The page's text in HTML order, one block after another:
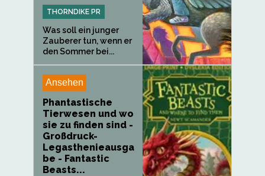
THORNDIKE PR
Was soll ein junger
Zauberer tun, wenn er
den Sommer bei...
Ansehen
Phantastische
Tierwesen und wo
sie zu finden sind -
Großdruck-
Legasthenieausga
be - Fantastic
Beasts...